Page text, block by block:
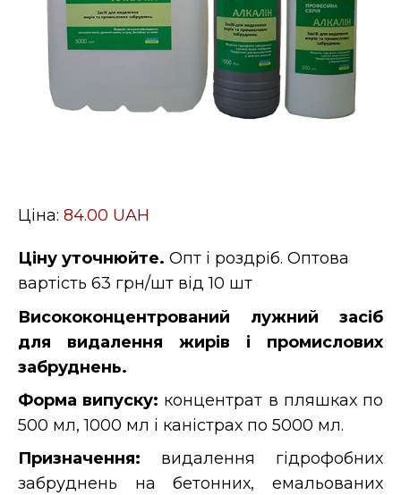
Ціна: 84.00 UAH
Ціну уточнюйте. Опт і роздріб. Оптова
вартість 63 грн/шт від 10 шт
Висококонцентрований лужний засіб
для видалення жирів і промислових
забруднень.
Форма випуску: концентрат в пляшках по
500 мл, 1000 мл і каністрах по 5000 мл.
Призначення: видалення гідрофобних
забруднень на бетонних, емальованих